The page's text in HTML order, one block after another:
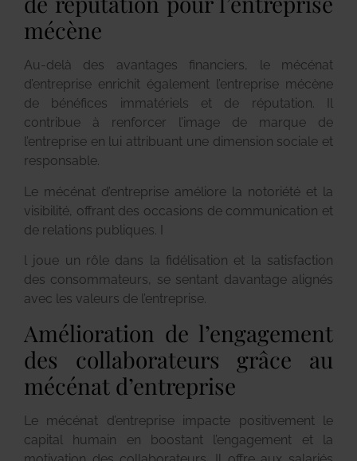
mécène
Au-delà des avantages financiers, le mécénat
d’entreprise enrichit également l’entreprise mécène
de bénéfices immatériels et de réputation. Il
contribue à renforcer l’image de marque de
l’entreprise en lui attribuant une dimension sociale et
responsable.
Le mécénat d’entreprise améliore la notoriété et la
visibilité, offrant des occasions de communication et
de relations publiques. I
l joue un rôle dans la fidélisation et la satisfaction
des consommateurs, se sentant davantage alignés
avec les valeurs de l’entreprise.
Amélioration de l’engagement
des collaborateurs grâce au
mécénat d’entreprise
Le mécénat d’entreprise impacte positivement le
capital humain en boostant l’engagement et la